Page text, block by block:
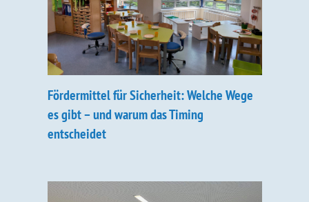
Fördermittel für Sicherheit: Welche Wege
es gibt – und warum das Timing
entscheidet